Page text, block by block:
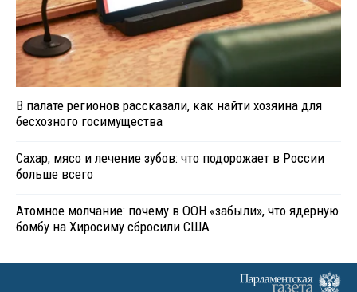
В палате регионов рассказали, как найти хозяина для
бесхозного госимущества
Сахар, мясо и лечение зубов: что подорожает в России
больше всего
Атомное молчание: почему в ООН «забыли», что ядерную
бомбу на Хиросиму сбросили США